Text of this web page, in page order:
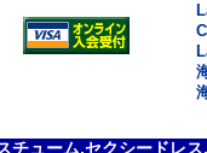
チューム,セクシードレ